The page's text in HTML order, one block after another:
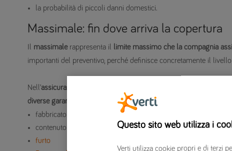
la probabilità di piccoli danni domestici.
Massimale: fin dove arriva la copertura
massimalerappresenta il limite massimo che la compagnia
importanti del preventivo, perché definisce concretamente il
Nell’assicurazione casa
diverse garanzie
, come ad esempio:
fabbricato
contenuto
furto
Questo sito web utilizza i
Verti utilizza cookie propri e di terzi